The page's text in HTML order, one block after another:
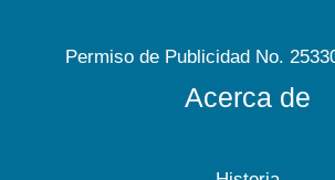
Permiso de Publicidad No.
Acerca de